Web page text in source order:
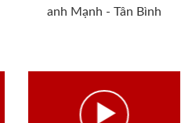
anh Mạnh - Tân Bình